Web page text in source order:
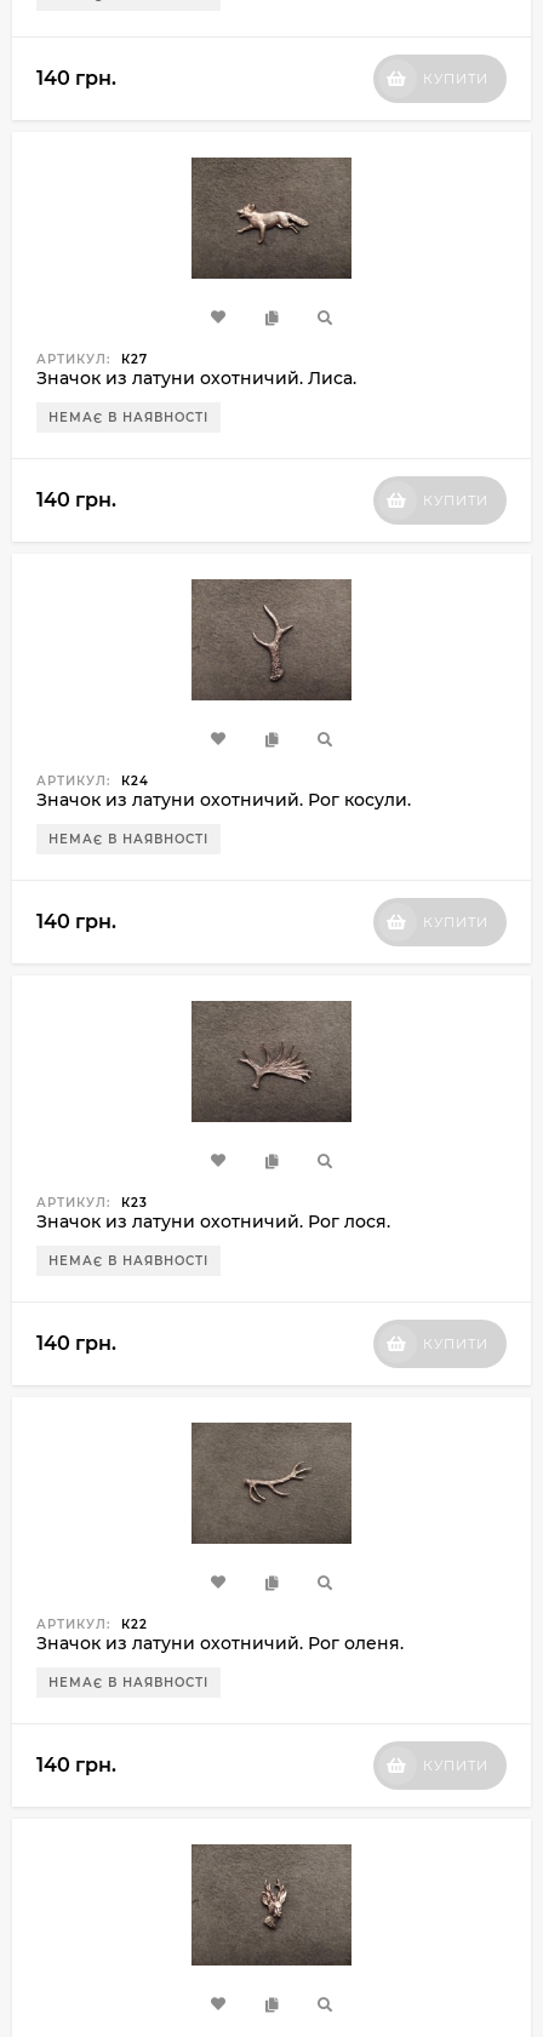
140 грн. КУПИТИ
АРТИКУЛ: К27
Значок из латуни охотничий. Лиса.
НЕМАЄ В НАЯВНОСТІ
140 грн. КУПИТИ
АРТИКУЛ: К24
Значок из латуни охотничий. Рог косули.
НЕМАЄ В НАЯВНОСТІ
140 грн. КУПИТИ
АРТИКУЛ: К23
Значок из латуни охотничий. Рог лося.
НЕМАЄ В НАЯВНОСТІ
140 грн. КУПИТИ
АРТИКУЛ: К22
Значок из латуни охотничий. Рог оленя.
НЕМАЄ В НАЯВНОСТІ
140 грн. КУПИТИ